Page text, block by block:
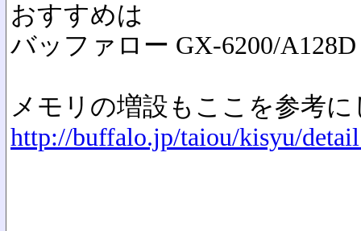
おすすめは
バッファロー GX-6200/A128D
メモリの増設もここを参考
http://buffalo.jp/taiou/kisyu/